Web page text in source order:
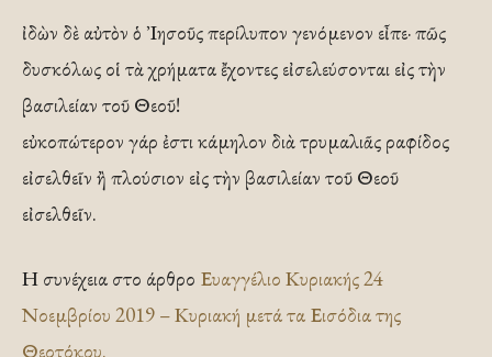
ἰδὼν δὲ αὐτὸν ὁ ᾿Ιησοῦς περίλυπον γενόμενον εἶπε· πῶς
δυσκόλως οἱ τὰ χρήματα ἔχοντες εἰσελεύσονται εἰς τὴν
βασιλείαν τοῦ Θεοῦ!
εὐκοπώτερον γάρ ἐστι κάμηλον διὰ τρυμαλιᾶς ραφίδος
εἰσελθεῖν ἢ πλούσιον εἰς τὴν βασιλείαν τοῦ Θεοῦ
εἰσελθεῖν.
Η συνέχεια στο άρθρο Ευαγγέλιο Κυριακής 24
Νοεμβρίου 2019 – Κυριακή μετά τα Εισόδια της
Θεοτόκου.